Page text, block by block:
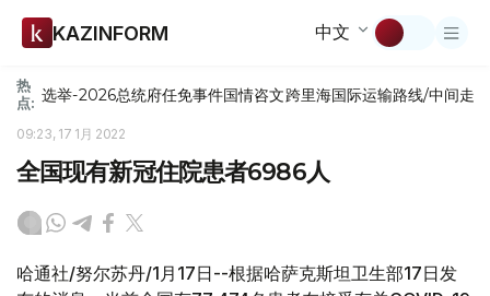
KAZINFORM 中文
热
点: 选举-2026总统府任免事件国情咨文跨里海国际运输路线/中间走廊
09:23, 17 1月 2022
全国现有新冠住院患者6986人
哈通社/努尔苏丹/1月17日--根据哈萨克斯坦卫生部17日发